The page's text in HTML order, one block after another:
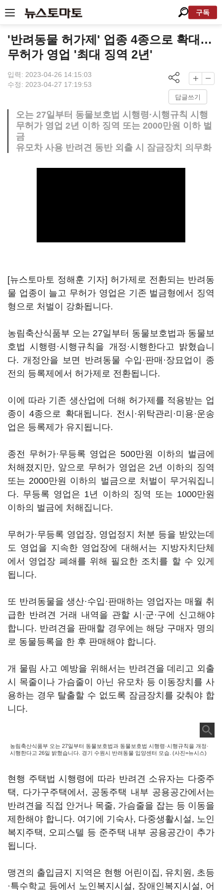
구독
'반려동물 허가제' 업종 4종으로 확대…
무허가 영업 '최대 징역 2년'
입력: 2023-04-26 14:15:03
수정: 2023-04-27 17:19:53
답글쓰기
오는 27일부터 동물보호법 시행령·시행규칙 시행
무허가 영업 2년 이하 징역 또는 2000만원 이하 벌
금
유모차 사용 반려견 동반 외출 시 잠금장치 의무화
[뉴스토마토 정해훈 기자] 허가제로 전환되는 반려동
물 업종이 늘고 무허가 영업은 기존 벌금형에서 징역
형으로 처벌이 강화됩니다.
농림축산식품부 오는 27일부터 동물보호법과 동물보
호법 시행령·시행규칙을 개정·시행한다고 밝혔습니
다. 개정안을 보면 반려동물 수입·판매·장묘업이 종
전의 등록제에서 허가제로 전환됩니다.
이에 따라 기존 생산업에 더해 허가제를 적용받는 업
종이 4종으로 확대됩니다. 전시·위탁관리·미용·운송
업은 등록제가 유지됩니다.
종전 무허가·무등록 영업은 500만원 이하의 벌금에
처해졌지만, 앞으로 무허가 영업은 2년 이하의 징역
또는 2000만원 이하의 벌금으로 처벌이 무거워집니
다. 무등록 영업은 1년 이하의 징역 또는 1000만원
이하의 벌금에 처해집니다.
무허가·무등록 영업장, 영업정지 처분 등을 받았는데
도 영업을 지속한 영업장에 대해서는 지방자치단체
에서 영업장 폐쇄를 위해 필요한 조치를 할 수 있게
됩니다.
또 반려동물을 생산·수입·판매하는 영업자는 매월 취
급한 반려견 거래 내역을 관할 시·군·구에 신고해야
합니다. 반려견을 판매할 경우에는 해당 구매자 명의
로 동물등록을 한 후 판매해야 합니다.
개 물림 사고 예방을 위해서는 반려견을 데리고 외출
시 목줄이나 가슴줄이 아닌 유모차 등 이동장치를 사
용하는 경우 탈출할 수 없도록 잠금장치를 갖춰야 합
니다.
농림축산식품부 오는 27일부터 동물보호법과 동물보호법 시행령·시행규칙을 개정·
시행한다고 26일 밝혔습니다. 경기 수원시 반려동물 입양센터 모습. (사진=뉴시스)
현행 주택법 시행령에 따라 반려견 소유자는 다중주
택, 다가구주택에서, 공동주택 내부 공용공간에서는
반려견을 직접 안거나 목줄, 가슴줄을 잡는 등 이동을
제한해야 합니다. 여기에 기숙사, 다중생활시설, 노인
복지주택, 오피스텔 등 준주택 내부 공용공간이 추가
됩니다.
맹견의 출입금지 지역은 현행 어린이집, 유치원, 초등
·특수학교 등에서 노인복지시설, 장애인복지시설, 어